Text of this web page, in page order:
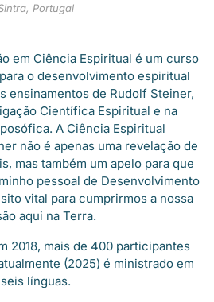
Portugal
em Ciência Espiritual é um curso
o desenvolvimento espiritual
ensinamentos de Rudolf Steiner,
Científica Espiritual e na
A Ciência Espiritual
não é apenas uma revelação de
mas também um apelo para que
pessoal de Desenvolvimento
vital para cumprirmos a nossa
aqui na Terra.
2018, mais de 400 participantes
(2025) é ministrado em
seis línguas.